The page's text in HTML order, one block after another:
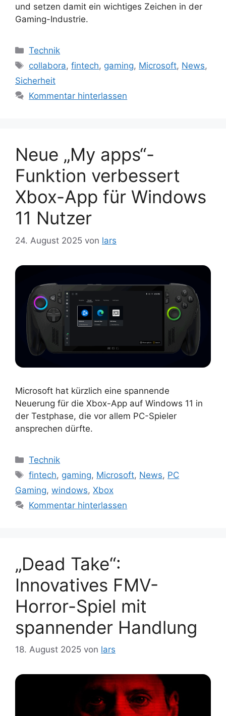
und setzen damit ein wichtiges Zeichen in der
Gaming-Industrie.
Kategorien
Technik
Schlagwörter
collabora,fintech, gaming, Microsoft, News,
Sicherheit
Kommentar hinterlassen
Neue „My apps“-
Funktion verbessert
Xbox-App für Windows
11 Nutzer
24. August 2025 von lars
Microsoft hat kürzlich eine spannende
Neuerung für die Xbox-App auf Windows 11 in
der Testphase, die vor allem PC-Spieler
ansprechen dürfte.
Kategorien
Technik
Schlagwörter
fintech, gaming, Microsoft, News, PC
Gaming, windows, Xbox
Kommentar hinterlassen
„Dead Take“:
Innovatives FMV-
Horror-Spiel mit
spannender Handlung
18. August 2025 von lars